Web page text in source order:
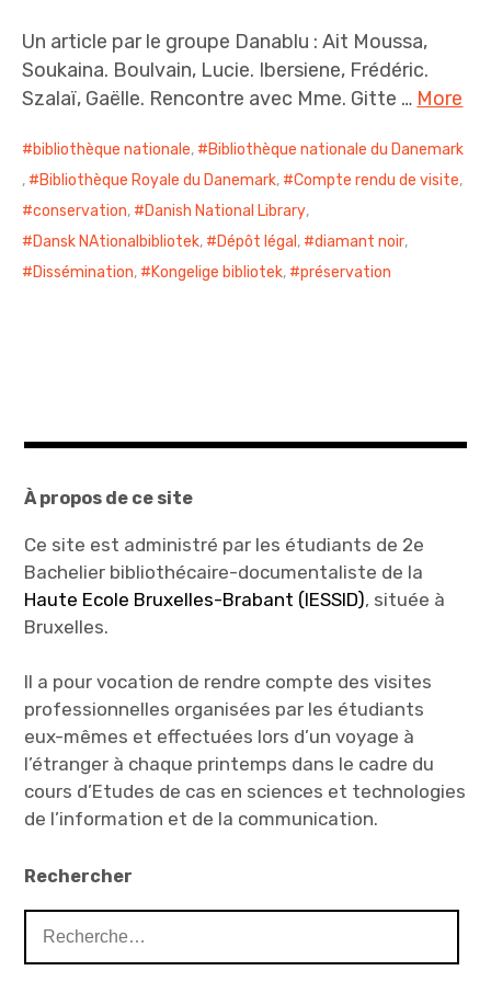
Un article par le groupe Danablu : Ait Moussa,
Soukaina. Boulvain, Lucie. Ibersiene, Frédéric.
Szalaï, Gaëlle. Rencontre avec Mme. Gitte … More
bibliothèque nationale,
Bibliothèque nationale du Danemark
,
Bibliothèque Royale du Danemark, Compte rendu de visite,
conservation, Danish National Library,
Dansk NAtionalbibliotek, Dépôt légal , diamant noir,
Dissémination, Kongelige bibliotek, préservation
À propos de ce site
Ce site est administré par les étudiants de 2e
Bachelier bibliothécaire-documentaliste de la
Haute Ecole Bruxelles-Brabant (IESSID), située à
Bruxelles.
Il a pour vocation de rendre compte des visites
professionnelles organisées par les étudiants
eux-mêmes et effectuées lors d’un voyage à
l’étranger à chaque printemps dans le cadre du
cours d’Etudes de cas en sciences et technologies
de l’information et de la communication.
Rechercher